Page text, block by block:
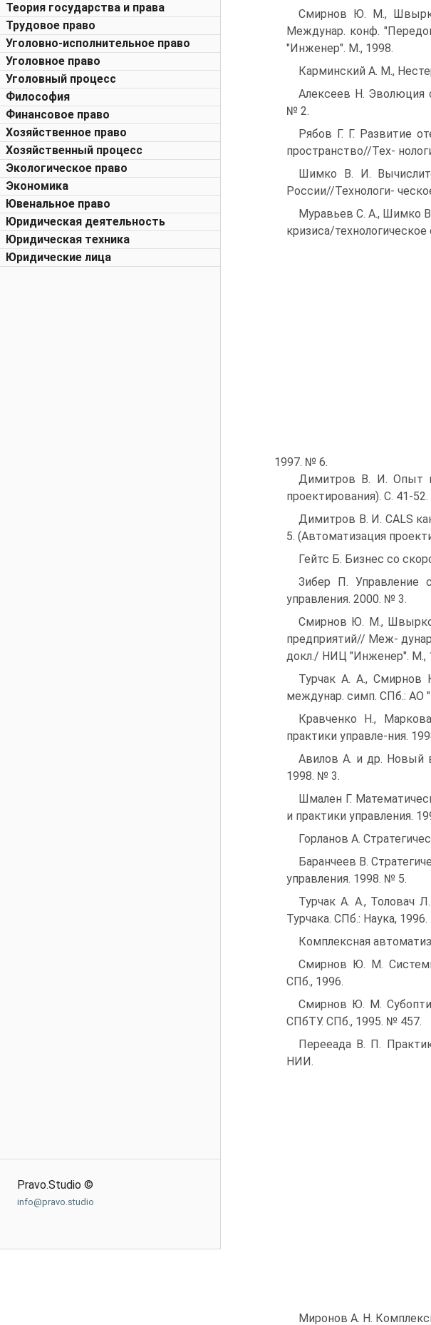
Теория государства и права
Трудовое право
Уголовно-исполнительное право
Уголовное право
Уголовный процесс
Философия
Финансовое право
Хозяйственное право
Хозяйственный процесс
Экологическое право
Экономика
Ювенальное право
Юридическая деятельность
Юридическая техника
Юридические лица
Pravo.Studio ©
info@pravo.studio
Смирнов Ю. М.,
Междунар. конф.
"Инженер". М., 1998.
Карминский А. М.,
Алексеев Н. Эволюция
№ 2.
Рябов Г. Г. Развитие
пространство//Тех-
Шимко В. И.
России//Технологи-
Муравьев С. А., Шимко
кризиса/
1997. № 6.
Димитров В. И. Опыт
проектирования). С. 41-52.
Димитров В. И. CALS
5. (Автоматизация
Гейтс Б. Бизнес со
Зибер П. Управление
управления. 2000. № 3.
Смирнов Ю. М.,
предприятий// Меж-
докл./ НИЦ "Инженер". М.,
Турчак А. А., Смирнов
междунар. симп. СПб.: АО
Кравченко Н.,
практики управле-ния.
Авилов А. и др. Новый
1998. № 3.
Шмален Г.
и практики управления.
Горланов А.
Баранчеев В.
управления. 1998. № 5.
Турчак А. А., Толовач
Турчака. СПб.: Наука, 1996.
Комплексная
Смирнов Ю. М.
СПб., 1996.
Смирнов Ю. М.
СПбТУ. СПб., 1995. № 457.
Перееада В. П.
НИИ.
Миронов А. Н.